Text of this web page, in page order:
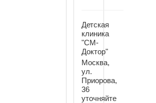
Детская
клиника
"СМ-
Доктор"
Москва,
ул.
Приорова,
36
уточняйте